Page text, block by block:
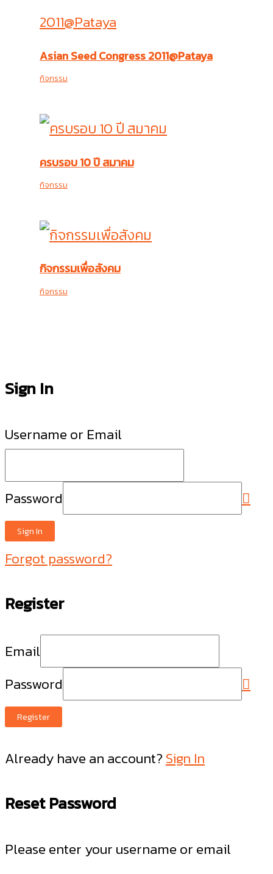
Asian Seed Congress 2011@Pataya
กิจกรรม
ครบรอบ 10 ปี สมาคม
กิจกรรม
กิจกรรมเพื่อสังคม
กิจกรรม
Sign In
Username or Email
Password
Sign In
Forgot password?
Register
Email
Password
Register
Already have an account? Sign In
Reset Password
Please enter your username or email